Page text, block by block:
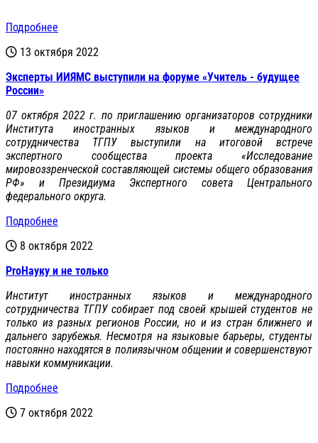
Подробнее
13 октября 2022
Эксперты ИИЯМС выступили на форуме «Учитель - будущее
России»
07 октября 2022 г. по приглашению организаторов сотрудники
Института иностранных языков и международного
сотрудничества ТГПУ выступили на итоговой встрече
экспертного сообщества проекта «Исследование
мировоззренческой составляющей системы общего образования
РФ» и Президиума Экспертного совета Центрального
федерального округа.
Подробнее
8 октября 2022
ProНауку и не только
Институт иностранных языков и международного
сотрудничества ТГПУ собирает под своей крышей студентов не
только из разных регионов России, но и из стран ближнего и
дальнего зарубежья. Несмотря на языковые барьеры, студенты
постоянно находятся в полиязычном общении и совершенствуют
навыки коммуникации.
Подробнее
7 октября 2022